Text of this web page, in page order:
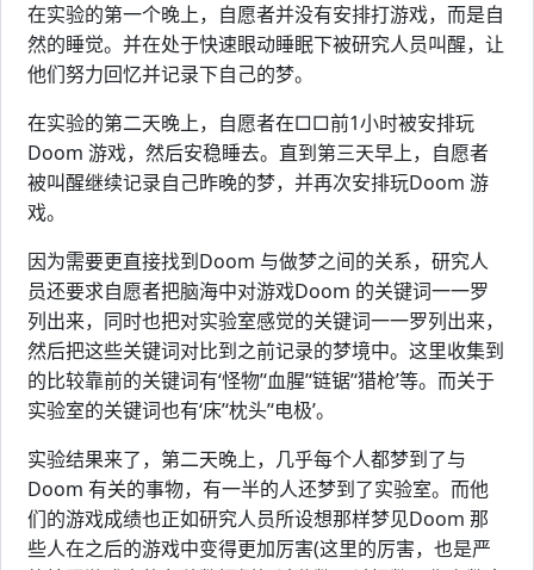
在实验的第一个晚上，自愿者并没有安排打游戏，而是自
然的睡觉。并在处于快速眼动睡眠下被研究人员叫醒，让
他们努力回忆并记录下自己的梦。
在实验的第二天晚上，自愿者在□□前1小时被安排玩
Doom 游戏，然后安稳睡去。直到第三天早上，自愿者
被叫醒继续记录自己昨晚的梦，并再次安排玩Doom 游
戏。
因为需要更直接找到Doom 与做梦之间的关系，研究人
员还要求自愿者把脑海中对游戏Doom 的关键词一一罗
列出来，同时也把对实验室感觉的关键词一一罗列出来，
然后把这些关键词对比到之前记录的梦境中。这里收集到
的比较靠前的关键词有‘怪物’‘血腥’‘链锯’‘猎枪’等。而关于
实验室的关键词也有‘床’‘枕头’‘电极’。
实验结果来了，第二天晚上，几乎每个人都梦到了与
Doom 有关的事物，有一半的人还梦到了实验室。而他
们的游戏成绩也正如研究人员所设想那样梦见Doom 那
些人在之后的游戏中变得更加厉害(这里的厉害，也是严